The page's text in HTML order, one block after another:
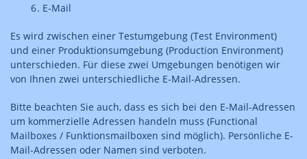
E-Mail
Es wird zwischen einer Testumgebung (Test Environment)
und einer Produktionsumgebung (Production Environment)
unterschieden. Für diese zwei Umgebungen benötigen wir
von Ihnen zwei unterschiedliche E-Mail-Adressen.
Bitte beachten Sie auch, dass es sich bei den E-Mail-Adressen
um kommerzielle Adressen handeln muss (Functional
Mailboxes / Funktionsmailboxen sind möglich). Persönliche E-
Mail-Adressen oder Namen sind verboten.